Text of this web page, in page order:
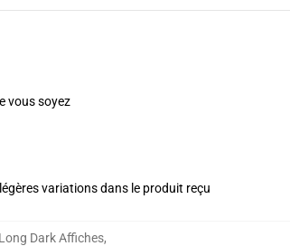
vous soyez
variations dans le produit reçu
Dark Affiches,